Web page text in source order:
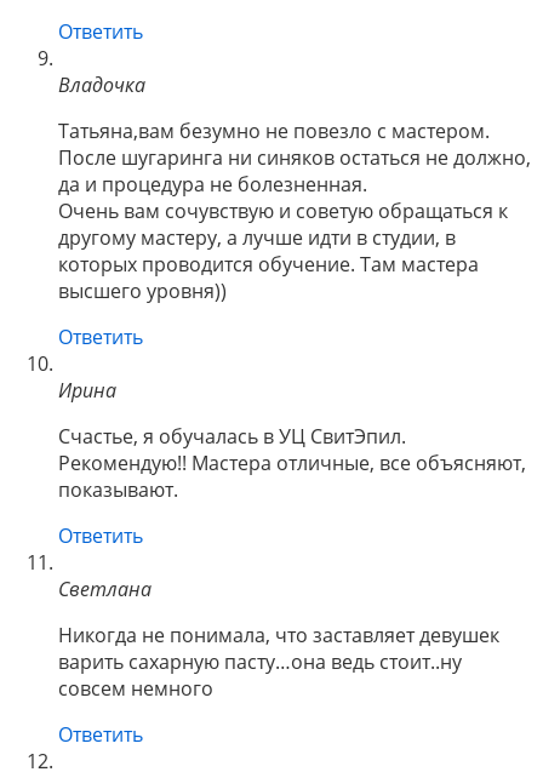
Ответить
Владочка
Татьяна,вам безумно не повезло с мастером.
После шугаринга ни синяков остаться не должно,
да и процедура не болезненная.
Очень вам сочувствую и советую обращаться к
другому мастеру, а лучше идти в студии, в
которых проводится обучение. Там мастера
высшего уровня))
Ответить
Ирина
Счастье, я обучалась в УЦ СвитЭпил.
Рекомендую!! Мастера отличные, все объясняют,
показывают.
Ответить
Светлана
Никогда не понимала, что заставляет девушек
варить сахарную пасту…она ведь стоит..ну
совсем немного
Ответить